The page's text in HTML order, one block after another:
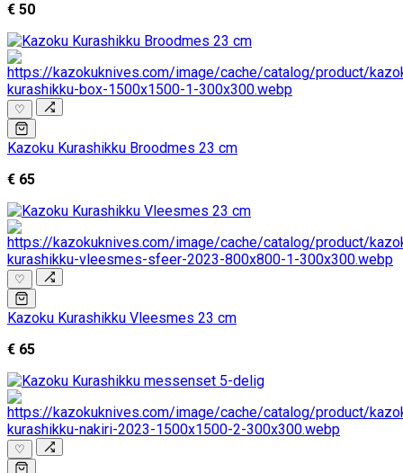
€ 50
♡
Kazoku Kurashikku Broodmes 23 cm
€ 65
♡
Kazoku Kurashikku Vleesmes 23 cm
€ 65
♡